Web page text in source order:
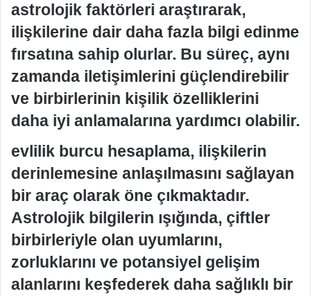
astrolojik faktörleri araştırarak,
ilişkilerine dair daha fazla bilgi edinme
fırsatına sahip olurlar. Bu süreç, aynı
zamanda iletişimlerini güçlendirebilir
ve birbirlerinin kişilik özelliklerini
daha iyi anlamalarına yardımcı olabilir.
evlilik burcu hesaplama, ilişkilerin
derinlemesine anlaşılmasını sağlayan
bir araç olarak öne çıkmaktadır.
Astrolojik bilgilerin ışığında, çiftler
birbirleriyle olan uyumlarını,
zorluklarını ve potansiyel gelişim
alanlarını keşfederek daha sağlıklı bir